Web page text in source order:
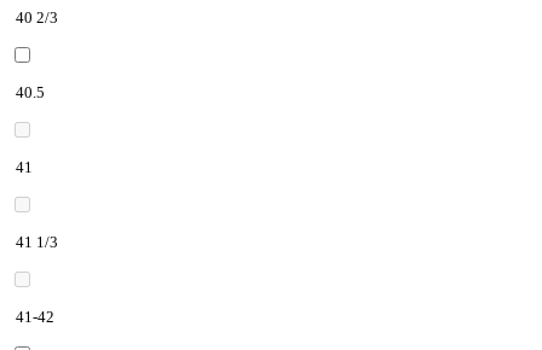
40 2/3
40.5
41
41 1/3
41-42